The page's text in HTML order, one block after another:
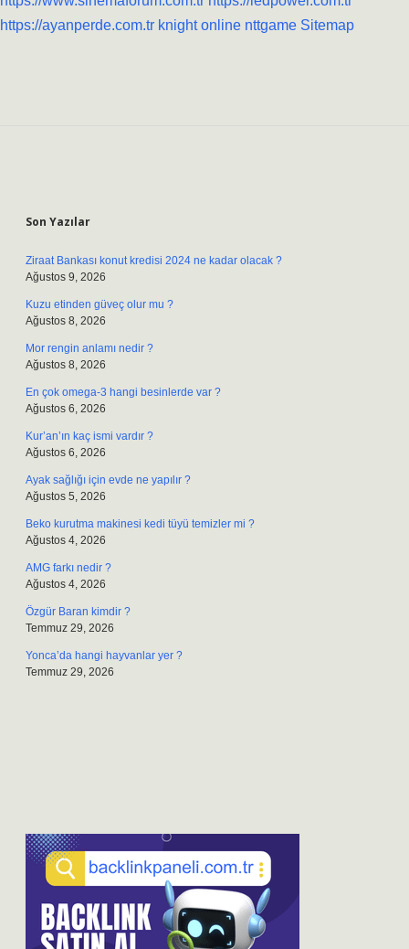
https://ayanperde.com.tr knight online nttgame Sitemap
Son Yazılar
Ziraat Bankası konut kredisi 2024 ne kadar olacak ?
Ağustos 9, 2026
Kuzu etinden güveç olur mu ?
Ağustos 8, 2026
Mor rengin anlamı nedir ?
Ağustos 8, 2026
En çok omega-3 hangi besinlerde var ?
Ağustos 6, 2026
Kur’an’ın kaç ismi vardır ?
Ağustos 6, 2026
Ayak sağlığı için evde ne yapılır ?
Ağustos 5, 2026
Beko kurutma makinesi kedi tüyü temizler mi ?
Ağustos 4, 2026
AMG farkı nedir ?
Ağustos 4, 2026
Özgür Baran kimdir ?
Temmuz 29, 2026
Yonca’da hangi hayvanlar yer ?
Temmuz 29, 2026